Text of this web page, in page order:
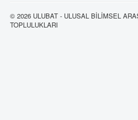
© 2026 ULUBAT - ULUSAL BİLİMSEL
TOPLULUKLARI